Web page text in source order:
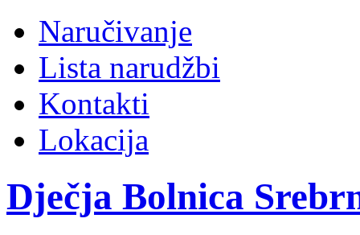
Naručivanje
Lista narudžbi
Kontakti
Lokacija
Dječja Bolnica